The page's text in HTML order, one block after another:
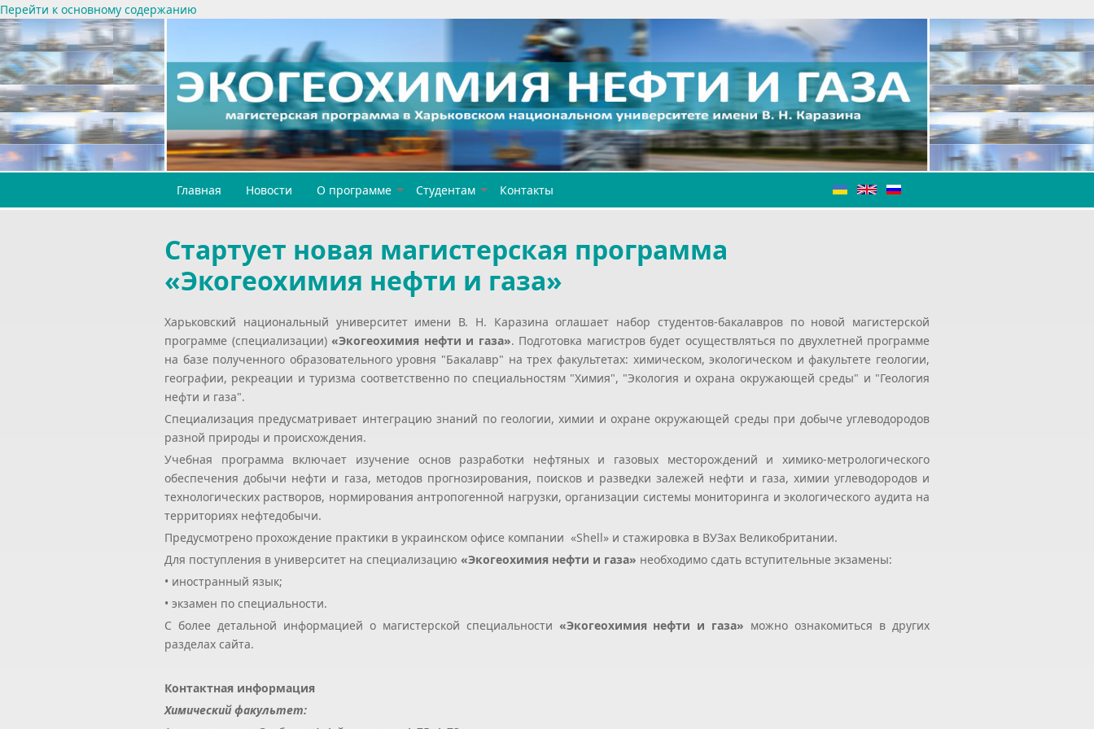
Перейти к основному содержанию
Главная Новости О программе Студентам Контакты
Стартует новая магистерская программа
«Экогеохимия нефти и газа»
Харьковский национальный университет имени В. Н. Каразина оглашает набор студентов-бакалавров по новой магистерской
программе (специализации) «Экогеохимия нефти и газа». Подготовка магистров будет осуществляться по двухлетней программе
на базе полученного образовательного уровня "Бакалавр" на трех факультетах: химическом, экологическом и факультете геологии,
географии, рекреации и туризма соответственно по специальностям "Химия", "Экология и охрана окружающей среды" и "Геология
нефти и газа".
Специализация предусматривает интеграцию знаний по геологии, химии и охране окружающей среды при добыче углеводородов
разной природы и происхождения.
Учебная программа включает изучение основ разработки нефтяных и газовых месторождений и химико-метрологического
обеспечения добычи нефти и газа, методов прогнозирования, поисков и разведки залежей нефти и газа, химии углеводородов и
технологических растворов, нормирования антропогенной нагрузки, организации системы мониторинга и экологического аудита на
территориях нефтедобычи.
Предусмотрено прохождение практики в украинском офисе компании «Shell» и стажировка в ВУЗах Великобритании.
Для поступления в университет на специализацию «Экогеохимия нефти и газа» необходимо сдать вступительные экзамены:
• иностранный язык;
• экзамен по специальности.
С более детальной информацией о магистерской специальности «Экогеохимия нефти и газа» можно ознакомиться в других
разделах сайта.
Контактная информация
Химический факультет: